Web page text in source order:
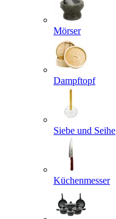
Mörser
Dampftopf
Siebe und Seihe
Küchenmesser